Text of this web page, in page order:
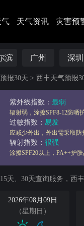
气 天气资讯 灾害预
滨 广州 深圳
报30天 > 西丰天气预报
紫外线指数： 最弱
辐射弱，涂擦SPF8-12防晒
过敏指数： 易发
应减少外出，外出需采取防
辐射指数： 很强
涂擦SPF20以上，PA++护肤
天、30天查询服务，西
2026年08月09日
（星期日）